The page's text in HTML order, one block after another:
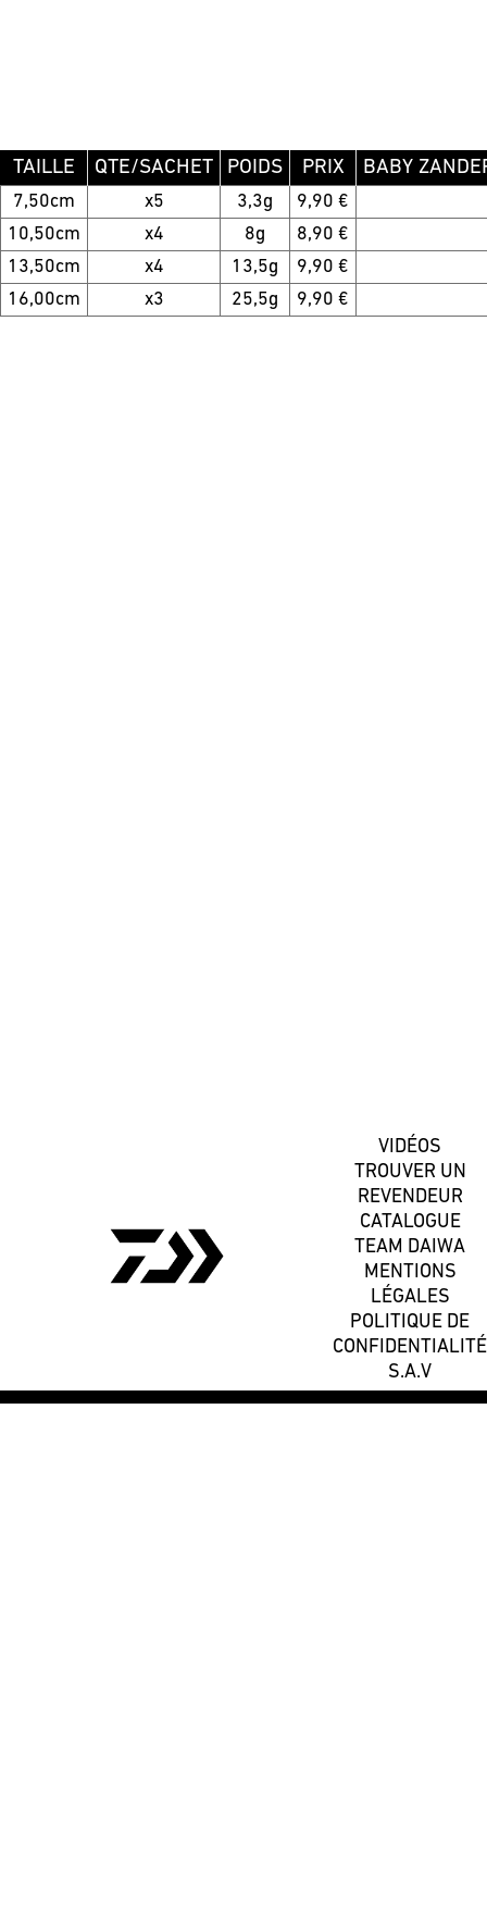
TAILLE QTE/SACHET POIDS PRIX BABY
7,50cm x5 3,3g
9,90 €
10,50cm
x4 8g
8,90 €
13,50cm
x4 13,5g
9,90 €
16,00cm
x3 25,5g 9,90 €
VIDÉOS
TROUVER UN
REVENDEUR
CATALOGUE
TEAM DAIWA
MENTIONS
LÉGALES
POLITIQUE DE
CONFIDENTIALITÉ
S.A.V